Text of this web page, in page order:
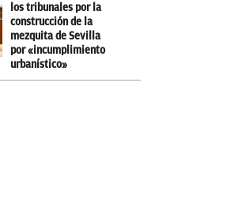
los tribunales por la
construcción de la
mezquita de Sevilla
por «incumplimiento
urbanístico»